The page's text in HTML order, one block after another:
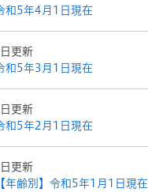
和5年4月1日現在
更新
和5年3月1日現在
更新
和5年2月1日現在
更新
年齢別】令和5年1月1日現在